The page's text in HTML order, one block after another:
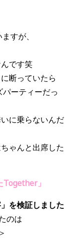
すが、
です笑
断っていたら
ーティーだっ
に乗らないんだ
ゃんと出席した
」
を検証しました
のは